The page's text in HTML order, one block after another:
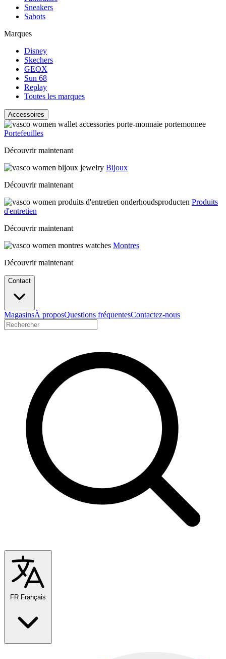
Sneakers
Sabots
Marques
Disney
Skechers
GEOX
Sun 68
Replay
Toutes les marques
Accessoires
Portefeuilles
Découvrir maintenant
Bijoux
Découvrir maintenant
Produits
d'entretien
Découvrir maintenant
Montres
Découvrir maintenant
Contact
MagasinsÀ proposQuestions fréquentesContactez-nous
FR Français